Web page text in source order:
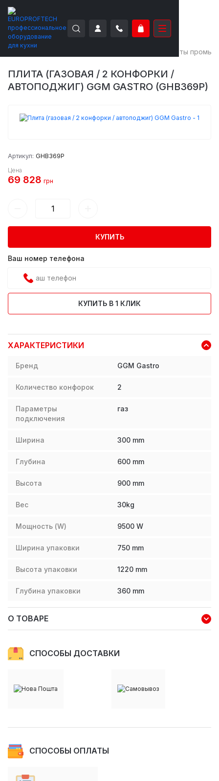
EUROPROFTECH Плиты
ПЛИТА (ГАЗОВАЯ / 2 КОНФОРКИ /
АВТОПОДЖИГ) GGM GASTRO (GHB369P)
Артикул: GHB369P
Цена
69 828 грн
КУПИТЬ
Ваш номер телефона
КУПИТЬ В 1 КЛИК
ХАРАКТЕРИСТИКИ
Бренд GGM Gastro
Количество конфорок 2
Параметры
подключения
газ
Ширина 300 mm
Глубина 600 mm
Высота 900 mm
Вес 30kg
Мощность (W) 9500 W
Ширина упаковки 750 mm
Высота упаковки 1220 mm
Глубина упаковки 360 mm
О ТОВАРЕ
СПОСОБЫ ДОСТАВКИ
СПОСОБЫ ОПЛАТЫ